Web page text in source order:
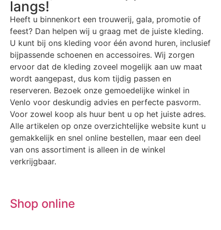
langs!
Heeft u binnenkort een trouwerij, gala, promotie of
feest? Dan helpen wij u graag met de juiste kleding.
U kunt bij ons kleding voor één avond huren, inclusief
bijpassende schoenen en accessoires. Wij zorgen
ervoor dat de kleding zoveel mogelijk aan uw maat
wordt aangepast, dus kom tijdig passen en
reserveren. Bezoek onze gemoedelijke winkel in
Venlo voor deskundig advies en perfecte pasvorm.
Voor zowel koop als huur bent u op het juiste adres.
Alle artikelen op onze overzichtelijke website kunt u
gemakkelijk en snel online bestellen, maar een deel
van ons assortiment is alleen in de winkel
verkrijgbaar.
Shop online